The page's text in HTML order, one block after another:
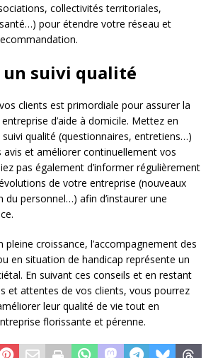
collectivités territoriales,
pour étendre votre réseau et
un suivi qualité
clients est primordiale pour assurer la
d’aide à domicile. Mettez en
qualité (questionnaires, entretiens…)
avis et améliorer continuellement vos
pas également d’informer régulièrement
de votre entreprise (nouveaux
personnel…) afin d’instaurer une
pleine croissance, l’accompagnement des
en situation de handicap représente un
En suivant ces conseils et en restant
et attentes de vos clients, vous pourrez
leur qualité de vie tout en
florissante et pérenne.